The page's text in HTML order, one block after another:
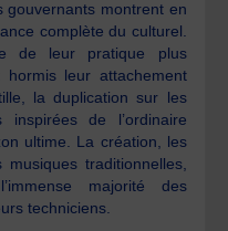
gouvernants montrent en
complète du culturel.
de leur pratique plus
hormis leur attachement
la duplication sur les
de l’ordinaire
ultime. La création, les
traditionnelles,
majorité des
techniciens.